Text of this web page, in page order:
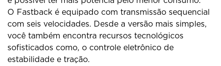
O Fastback é equipado com transmissão sequencial
com seis velocidades. Desde a versão mais simples,
você também encontra recursos tecnológicos
sofisticados como, o controle eletrônico de
estabilidade e tração.